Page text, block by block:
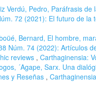
Verdú, Pedro, Paráfrasis
72 (2021): El futuro de
Bernard, El hombre,
Núm. 74 (2022): Artículos
reviews , Carthaginensia:
´Agape, Sarx. Una
y Reseñas ,